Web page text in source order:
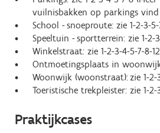
vuilnisbakken op parkings
School - snoeproute: zie 1-2-3-
Speeltuin - sportterrein: zie 1-2-
Winkelstraat: zie 1-2-3-4-5-7-8-12
Ontmoetingsplaats in woonwijk:
Woonwijk (woonstraat): zie 1-2-
Toeristische trekpleister: zie 1-2-
Praktijkcases